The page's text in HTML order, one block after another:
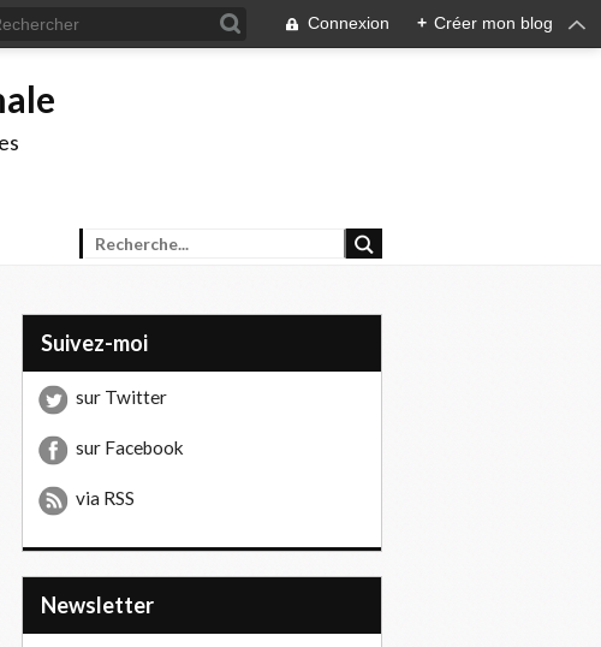
Connexion + Créer mon blog
Suivez-moi
sur Twitter
sur Facebook
via RSS
Newsletter